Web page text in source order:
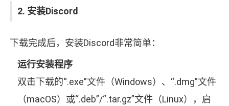
2. 安装Discord
下载完成后，安装Discord非常简单：
运行安装程序
双击下载的“.exe”文件（Windows）、“.dmg”文件
（macOS）或“.deb”/“.tar.gz”文件（Linux），启